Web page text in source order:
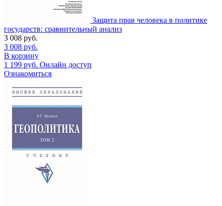
Защита прав человека в политике
государств: сравнительный анализ
3 008 руб.
3 008 руб.
В корзину
1 199 руб. Онлайн доступ
Ознакомиться